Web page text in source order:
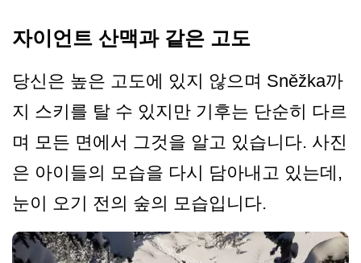
자이언트 산맥과 같은 고도
당신은 높은 고도에 있지 않으며 Sněžka까
지 스키를 탈 수 있지만 기후는 단순히 다르
며 모든 면에서 그것을 알고 있습니다. 사진
은 아이들의 모습을 다시 담아내고 있는데,
눈이 오기 전의 숲의 모습입니다.